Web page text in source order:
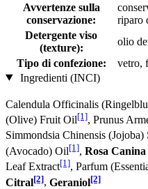
Avvertenze sulla
conservazione:
riparo
Detergente viso
(texture):
olio
Tipo di confezione:
vetro,
Ingredienti (INCI)
Calendula Officinalis
(Olive) Fruit Oil[1], Prunus
Simmondsia Chinensis (Jojoba)
(Avocado) Oil[1], Rosa Canina
Leaf Extract[1], Parfum
Citral[2], Geraniol[2]